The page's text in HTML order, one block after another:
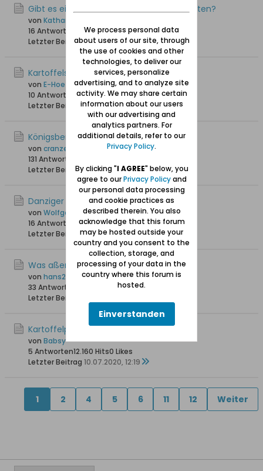
Gibt es ein Kochbuch mit Danziger Rezepten?
von Katharina
16 Antworten
38.382 Hits0 Likes
Letzter Beitrag30.06.2022, 12:20
Kartoffelsalat
von E-Hoefler
10 Antworten 14.129 Hits0 Likes
Letzter Beitrag22.01.2022, 23:53
Königsberger Marzipan
von cranzer
131 Antworten
Letzter Beitrag 20.11.2021, 18:14
Danziger Kartoffelsalat
von Wolfgang
16 Antworten
27.456 Hits0 Likes
Letzter Beitrag26.02.2021, 17:24
Was aßen Mennoniten?
von hans258
33 Antworten
0 Likes
Letzter Beitrag
Kartoffelpüree mit Buttermilch.
von Babsy
5 Antworten12.160 Hits0 Likes
Letzter Beitrag 10.07.2020, 12:19
1 2 4 5 6 11 12 Weiter
We process personal data
about users of our site, through
the use of cookies and other
technologies, to deliver our
services, personalize
advertising, and to analyze site
activity. We may share certain
information about our users
with our advertising and
analytics partners. For
additional details, refer to our
Privacy Policy.
By clicking "I AGREE" below, you
agree to ourPrivacy Policyand
our personal data processing
and cookie practices as
described therein. You also
acknowledge that this forum
may be hosted outside your
country and you consent to the
collection, storage, and
processing of your data in the
country where this forum is
hosted.
Einverstanden